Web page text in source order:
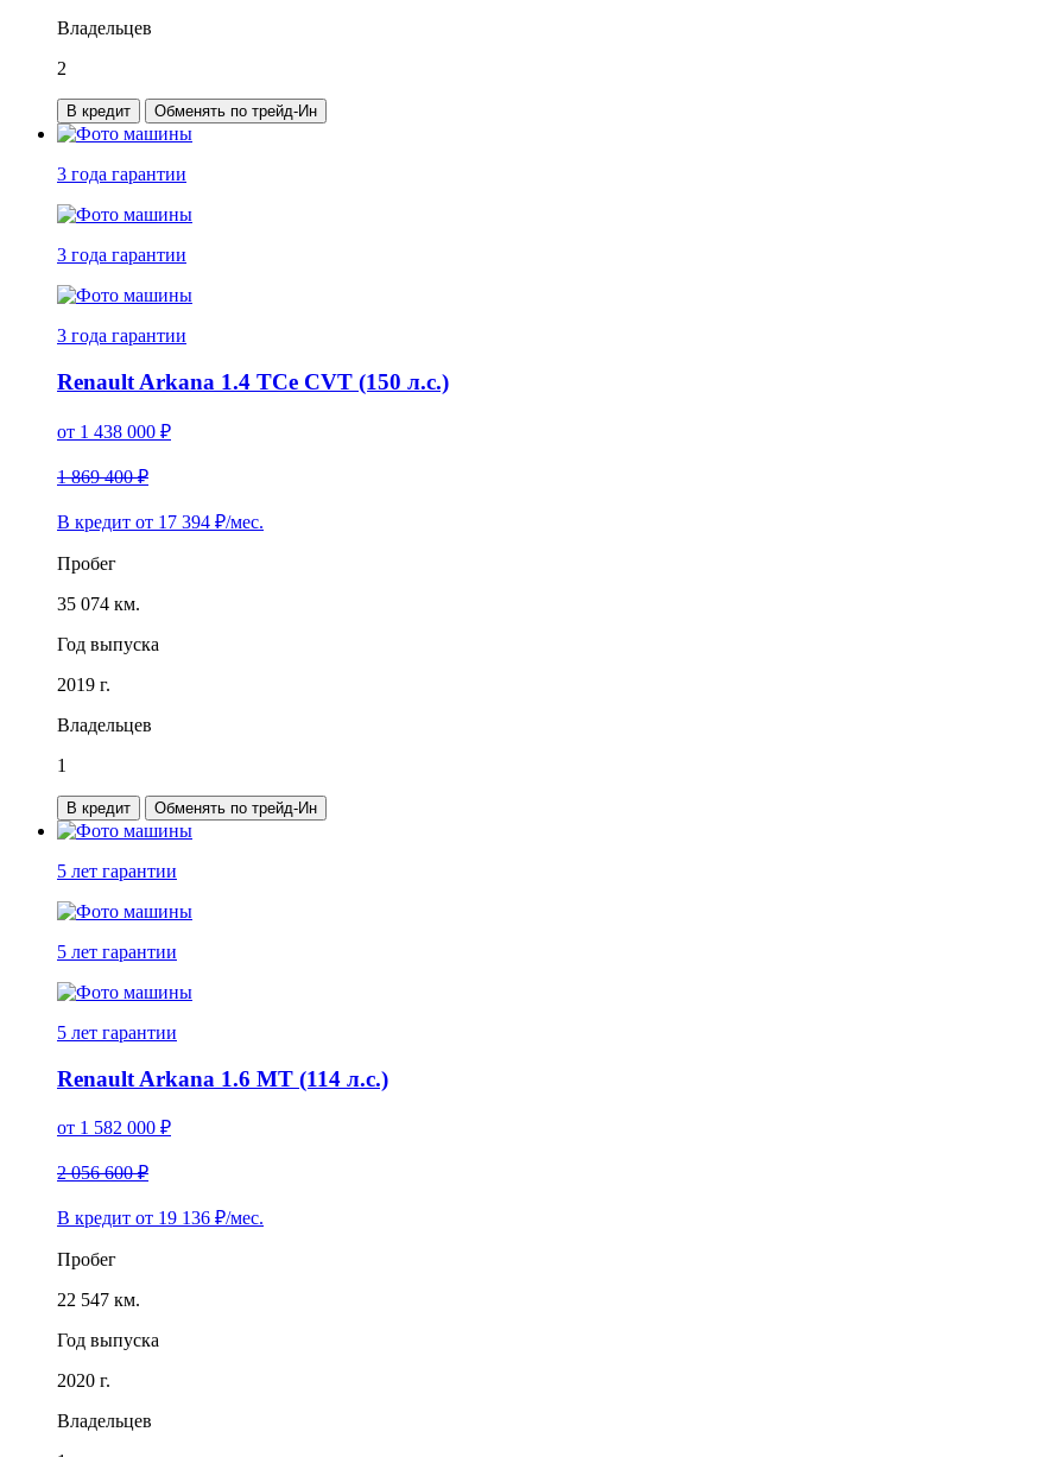
Владельцев
2
В кредит Обменять по трейд-Ин
3 года гарантии
3 года гарантии
3 года гарантии
Renault Arkana 1.4 TCe CVT (150 л.с.)
от 1 438 000 ₽
1 869 400 ₽
В кредит от 17 394 ₽/мес.
Пробег
35 074 км.
Год выпуска
2019 г.
Владельцев
1
В кредит Обменять по трейд-Ин
5 лет гарантии
5 лет гарантии
5 лет гарантии
Renault Arkana 1.6 MT (114 л.с.)
от 1 582 000 ₽
2 056 600 ₽
В кредит от 19 136 ₽/мес.
Пробег
22 547 км.
Год выпуска
2020 г.
Владельцев